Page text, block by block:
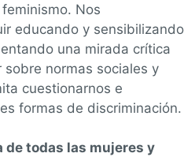
Nos
educando y sensibilizando
una mirada crítica
normas sociales y
cuestionarnos e
formas de discriminación.
de todas las mujeres y